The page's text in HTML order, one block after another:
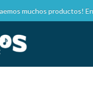
productos! Envíanos